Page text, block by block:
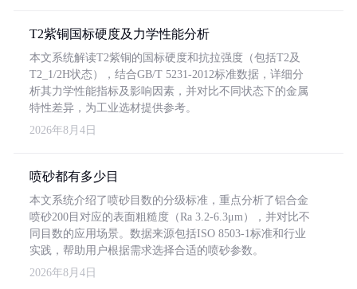
T2紫铜国标硬度及力学性能分析
本文系统解读T2紫铜的国标硬度和抗拉强度（包括T2及
T2_1/2H状态），结合GB/T 5231-2012标准数据，详细分
析其力学性能指标及影响因素，并对比不同状态下的金属
特性差异，为工业选材提供参考。
2026年8月4日
喷砂都有多少目
本文系统介绍了喷砂目数的分级标准，重点分析了铝合金
喷砂200目对应的表面粗糙度（Ra 3.2-6.3μm），并对比不
同目数的应用场景。数据来源包括ISO 8503-1标准和行业
实践，帮助用户根据需求选择合适的喷砂参数。
2026年8月4日